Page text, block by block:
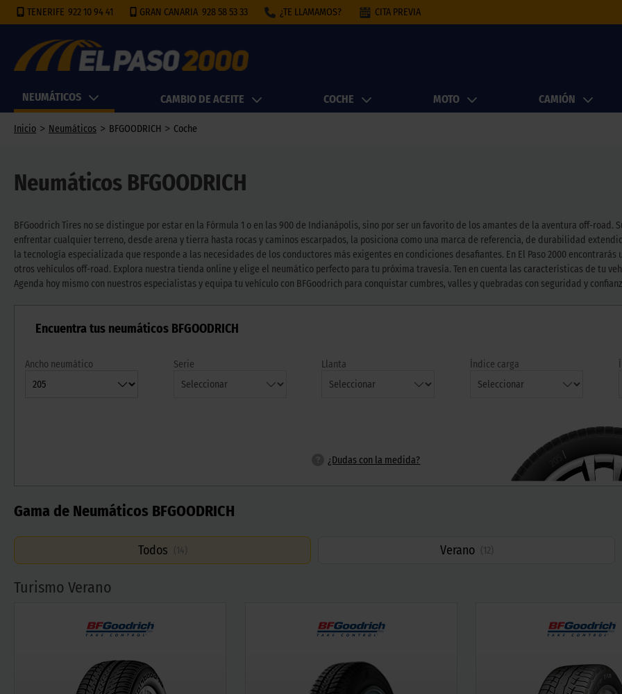
TENERIFE 922 10 94 41 GRAN CANARIA 928 58 53 33 ¿TE LLAMAMOS? CITA PREVIA
NEUMÁTICOS CAMBIO DE ACEITE COCHE MOTO CAMIÓN
Inicio > Neumáticos > BFGOODRICH > Coche
Neumáticos BFGOODRICH
BFGoodrich Tires no se distingue por estar en la Fórmula 1 o en las 900 de Indianápolis, sino por ser un favorito de los amantes de la aventura off-road.
enfrentar cualquier terreno, desde arena y tierra hasta rocas y caminos escarpados, la posiciona como una marca de referencia, de durabilidad
la tecnología especializada que responde a las necesidades de los conductores más exigentes en condiciones desafiantes. En El Paso 2000 encontrarás
otros vehículos off-road. Explora nuestra tienda online y elige el neumático perfecto para tu próxima travesía. Ten en cuenta las características de tu
Agenda hoy mismo con nuestros especialistas y equipa tu vehículo con BFGoodrich para conquistar cumbres, valles y quebradas con seguridad y
Encuentra tus neumáticos BFGOODRICH
Ancho neumático Serie Llanta Índice carga
¿Dudas con la medida? 205/
Gama de Neumáticos BFGOODRICH
Todos Verano 12)
Turismo Verano